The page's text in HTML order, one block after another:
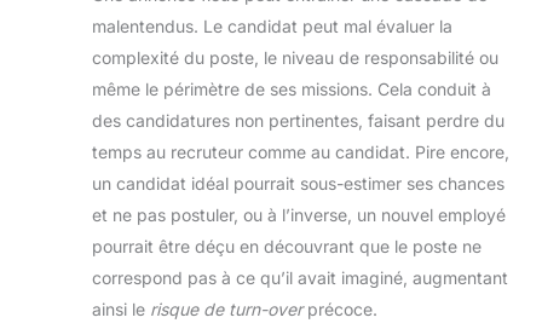
malentendus. Le candidat peut mal évaluer la
complexité du poste, le niveau de responsabilité ou
même le périmètre de ses missions. Cela conduit à
des candidatures non pertinentes, faisant perdre du
temps au recruteur comme au candidat. Pire encore,
un candidat idéal pourrait sous-estimer ses chances
et ne pas postuler, ou à l’inverse, un nouvel employé
pourrait être déçu en découvrant que le poste ne
correspond pas à ce qu’il avait imaginé, augmentant
ainsi le risque de turn-overprécoce.